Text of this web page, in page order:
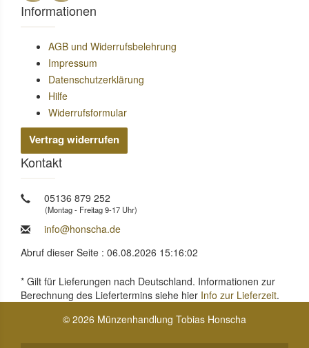
Informationen
AGB und Widerrufsbelehrung
Impressum
Datenschutzerklärung
Hilfe
Widerrufsformular
Vertrag widerrufen
Kontakt
05136 879 252
(Montag - Freitag 9-17 Uhr)
info@honscha.de
Abruf dieser Seite : 06.08.2026 15:16:02
* Gilt für Lieferungen nach Deutschland. Informationen zur
Berechnung des Liefertermins siehe hier Info zur Lieferzeit.
© 2026 Münzenhandlung Tobias Honscha